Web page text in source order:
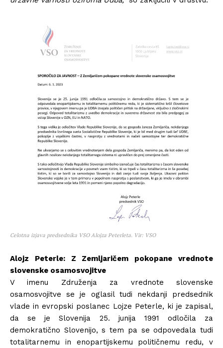
Celotna izjava predsednika VSO Alojza Peterleta. Vir: VSO
Alojz Peterle: Z Zemljaričem pokopane vrednote
slovenske osamosvojitve
V imenu Združenja za vrednote slovenske
osamosvojitve se je oglasil tudi nekdanji predsednik
vlade in evropski poslanec Lojze Peterle, ki je zapisal,
da se je Slovenija 25. junija 1991 odločila za
demokratično Slovenijo, s tem pa se odpovedala tudi
totalitarnemu in enopartijskemu političnemu redu, v